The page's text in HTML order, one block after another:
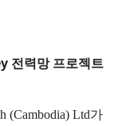
전력망 프로젝트
(Cambodia) Ltd가